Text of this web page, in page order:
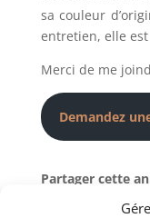
sa couleur
entretien, elle
Merci de me
Demandez
Partager cette